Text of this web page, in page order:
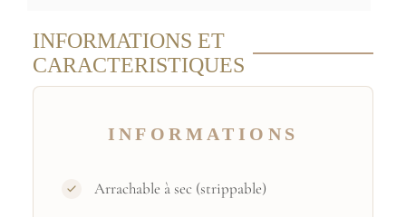
INFORMATIONS ET
CARACTERISTIQUES
INFORMATIONS
Arrachable à sec (strippable)